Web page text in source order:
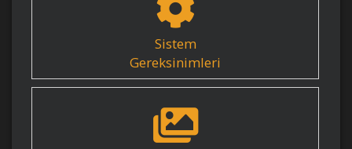
Sistem
Gereksinimleri